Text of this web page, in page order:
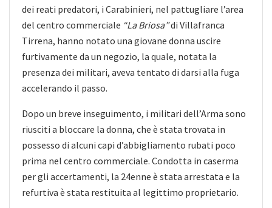
dei reati predatori, i Carabinieri, nel pattugliare l’area
del centro commerciale “La Briosa”di Villafranca
Tirrena, hanno notato una giovane donna uscire
furtivamente da un negozio, la quale, notata la
presenza dei militari, aveva tentato di darsi alla fuga
accelerando il passo.
Dopo un breve inseguimento, i militari dell’Arma sono
riusciti a bloccare la donna, che è stata trovata in
possesso di alcuni capi d’abbigliamento rubati poco
prima nel centro commerciale. Condotta in caserma
per gli accertamenti, la 24enne è stata arrestata e la
refurtiva è stata restituita al legittimo proprietario.